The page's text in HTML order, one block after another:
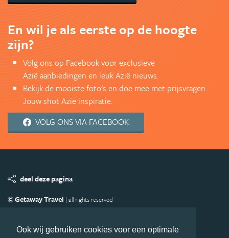
Ook wij gebruiken cookies voor een optimale
En wil je als eerste op de hoogte
zijn?
Volg ons op Facebook voor exclusieve
Azië aanbiedingen en leuk Azië nieuws.
Bekijk de mooiste foto's en doe mee met prijsvragen.
Jouw shot Azië inspiratie.
VOLG ONS VIA FACEBOOK
deel deze pagina
© Getaway Travel | all rights reserved
Copyright
Privacy statement Disclaimer Cookies